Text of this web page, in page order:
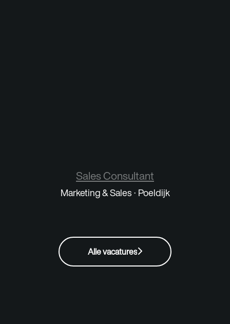
Sales Consultant
Marketing & Sales · Poeldijk
Alle vacatures